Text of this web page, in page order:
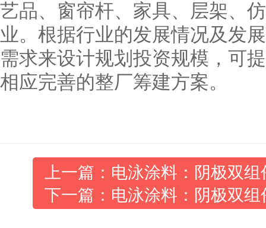
艺品、窗帘杆、家具、层架、
业。根据行业的发展情况及发
需求来设计规划投资规模，可
相应完善的整厂筹建方案。
上一篇：电泳涂料：阴极双
下一篇：电泳涂料：阴极双